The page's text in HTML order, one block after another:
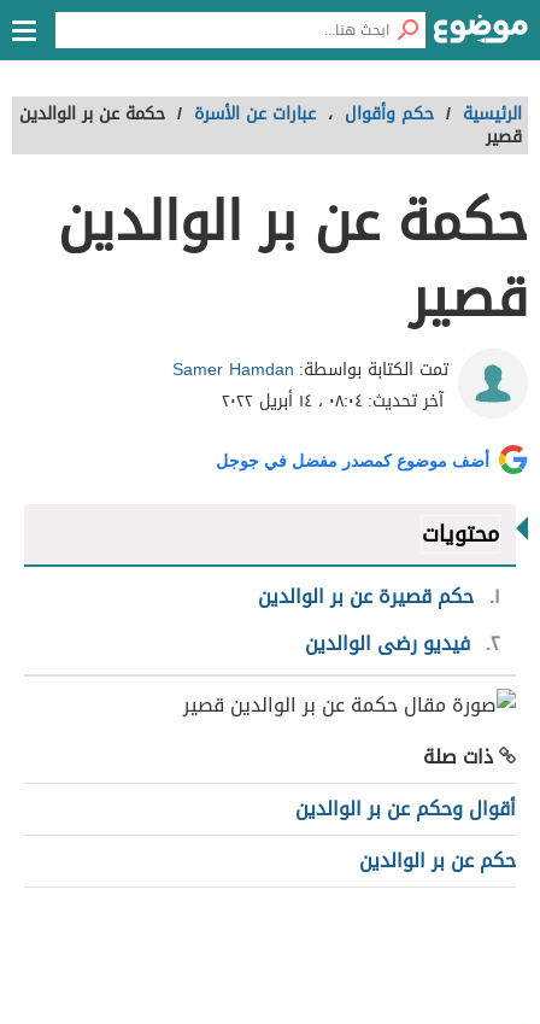
الرئيسية / حكم وأقوال ، عبارات عن الأسرة / حكمة عن بر الوالدين
قصير
حكمة عن بر الوالدين
قصير
تمت الكتابة بواسطة: Samer Hamdan
آخر تحديث:٠٨:٠٤ ، ١٤ أبريل ٢٠٢٢
أضف موضوع كمصدر مفضل في جوجل
محتويات
١ حكم قصيرة عن بر الوالدين
٢ فيديو رضى الوالدين
ذات صلة
أقوال وحكم عن بر الوالدين
حكم عن بر الوالدين